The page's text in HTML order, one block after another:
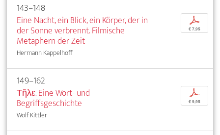
143–148
Eine Nacht, ein Blick, ein Körper, der in
der Sonne verbrennt. Filmische
Metaphern der Zeit
Hermann Kappelhoff
p
€ 7,95
149–162
Τῆλε. Eine Wort- und
Begriffsgeschichte
Wolf Kittler
p
€ 9,95